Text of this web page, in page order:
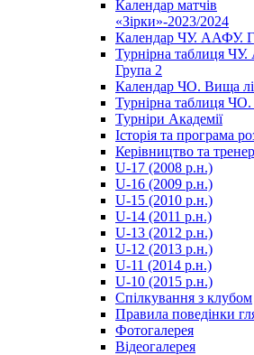
Календар матчів
«Зірки»-2023/2024
Календар ЧУ. ААФУ.
Турнірна таблиця
Група 2
Календар ЧО. Вища
Турнірна таблиця
Турніри Академії
Історія та програма
Керівництво та
U-17 (2008 р.н.)
U-16 (2009 р.н.)
U-15 (2010 р.н.)
U-14 (2011 р.н.)
U-13 (2012 р.н.)
U-12 (2013 р.н.)
U-11 (2014 р.н.)
U-10 (2015 р.н.)
Спілкування з клубом
Правила поведінки
Фотогалерея
Відеогалерея